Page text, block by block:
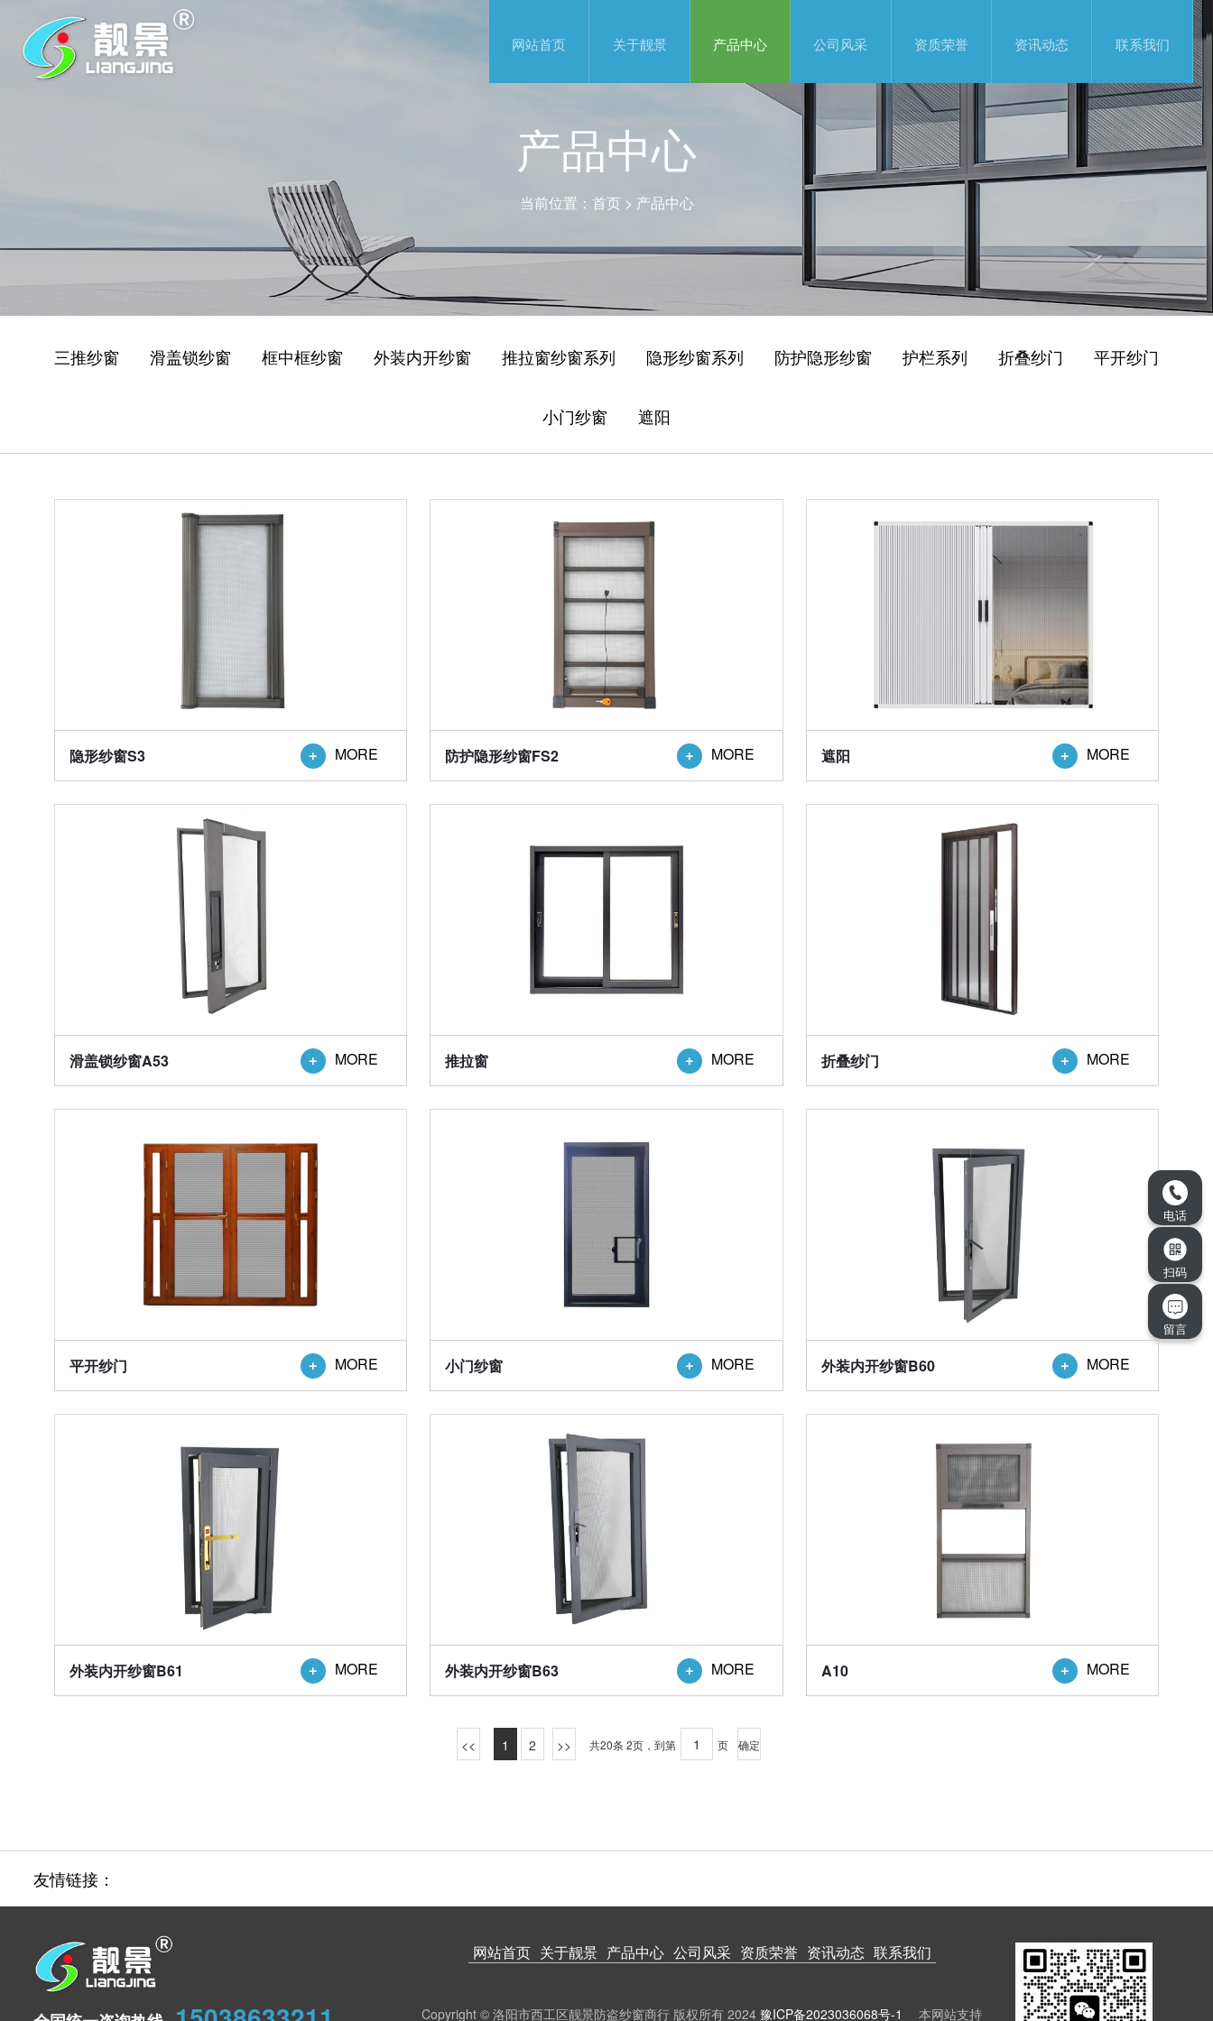
网站首页 关于靓景 产品中心 公司风采 资质荣誉 资讯动态 联系我们
产品中心
当前位置： 首页 > 产品中心
三推纱窗 滑盖锁纱窗 框中框纱窗 外装内开纱窗 推拉窗纱窗系列 隐形纱窗系列 防护隐形纱窗 护栏系列 折叠纱门 平开纱门
小门纱窗 遮阳
隐形纱窗S3

MORE 防护隐形纱窗FS2

MORE 遮阳

MORE
滑盖锁纱窗A53

MORE 推拉窗

MORE 折叠纱门

MORE
平开纱门

MORE 小门纱窗

MORE 外装内开纱窗B60

MORE
外装内开纱窗B61

MORE 外装内开纱窗B63

MORE A10

MORE
1 2 共20条 2页，到第 页 确定
友情链接：
网站首页 关于靓景 产品中心 公司风采 资质荣誉 资讯动态 联系我们
Copyright © 洛阳市西工区靓景防盗纱窗商行 版权所有 2024豫ICP备2023036068号-1 本网站支持
电话
扫码
留言